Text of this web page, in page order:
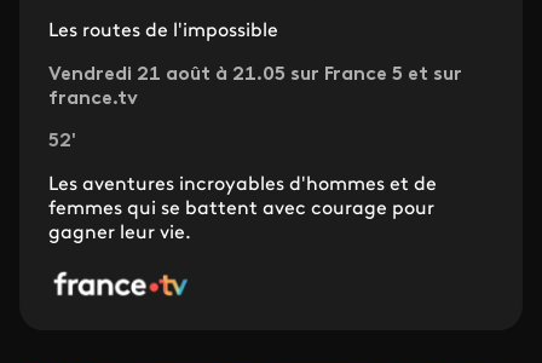
Les routes de l'impossible
Vendredi 21 août à 21.05 sur France 5 et sur
france.tv
52'
Les aventures incroyables d'hommes et de
femmes qui se battent avec courage pour
gagner leur vie.